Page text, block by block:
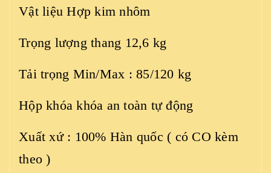
Vật liệu Hợp kim nhôm
Trọng lượng thang 12,6 kg
Tải trọng Min/Max : 85/120 kg
Hộp khóa khóa an toàn tự động
Xuất xứ : 100% Hàn quốc ( có CO kèm
theo )